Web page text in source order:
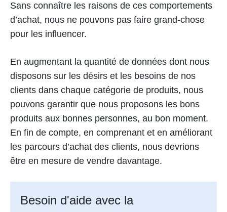
Sans connaître les raisons de ces comportements
d’achat, nous ne pouvons pas faire grand-chose
pour les influencer.
En augmentant la quantité de données dont nous
disposons sur les désirs et les besoins de nos
clients dans chaque catégorie de produits, nous
pouvons garantir que nous proposons les bons
produits aux bonnes personnes, au bon moment.
En fin de compte, en comprenant et en améliorant
les parcours d’achat des clients, nous devrions
être en mesure de vendre davantage.
Besoin d'aide avec la